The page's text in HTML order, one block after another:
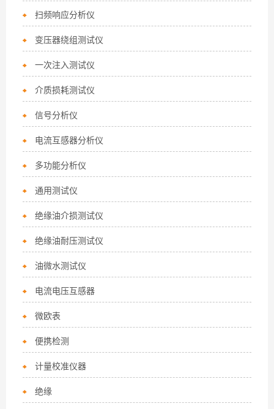
扫频响应分析仪
变压器绕组测试仪
一次注入测试仪
介质损耗测试仪
信号分析仪
电流互感器分析仪
多功能分析仪
通用测试仪
绝缘油介损测试仪
绝缘油耐压测试仪
油微水测试仪
电流电压互感器
微欧表
便携检测
计量校准仪器
绝缘